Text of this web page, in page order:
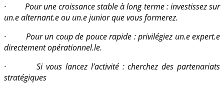
· Pour une croissance stable à long terme : investissez sur
un.e alternant.e ou un.e junior que vous formerez.
· Pour un coup de pouce rapide : privilégiez un.e expert.e
directement opérationnel.le.
· Si vous lancez l’activité : cherchez des partenariats
stratégiques